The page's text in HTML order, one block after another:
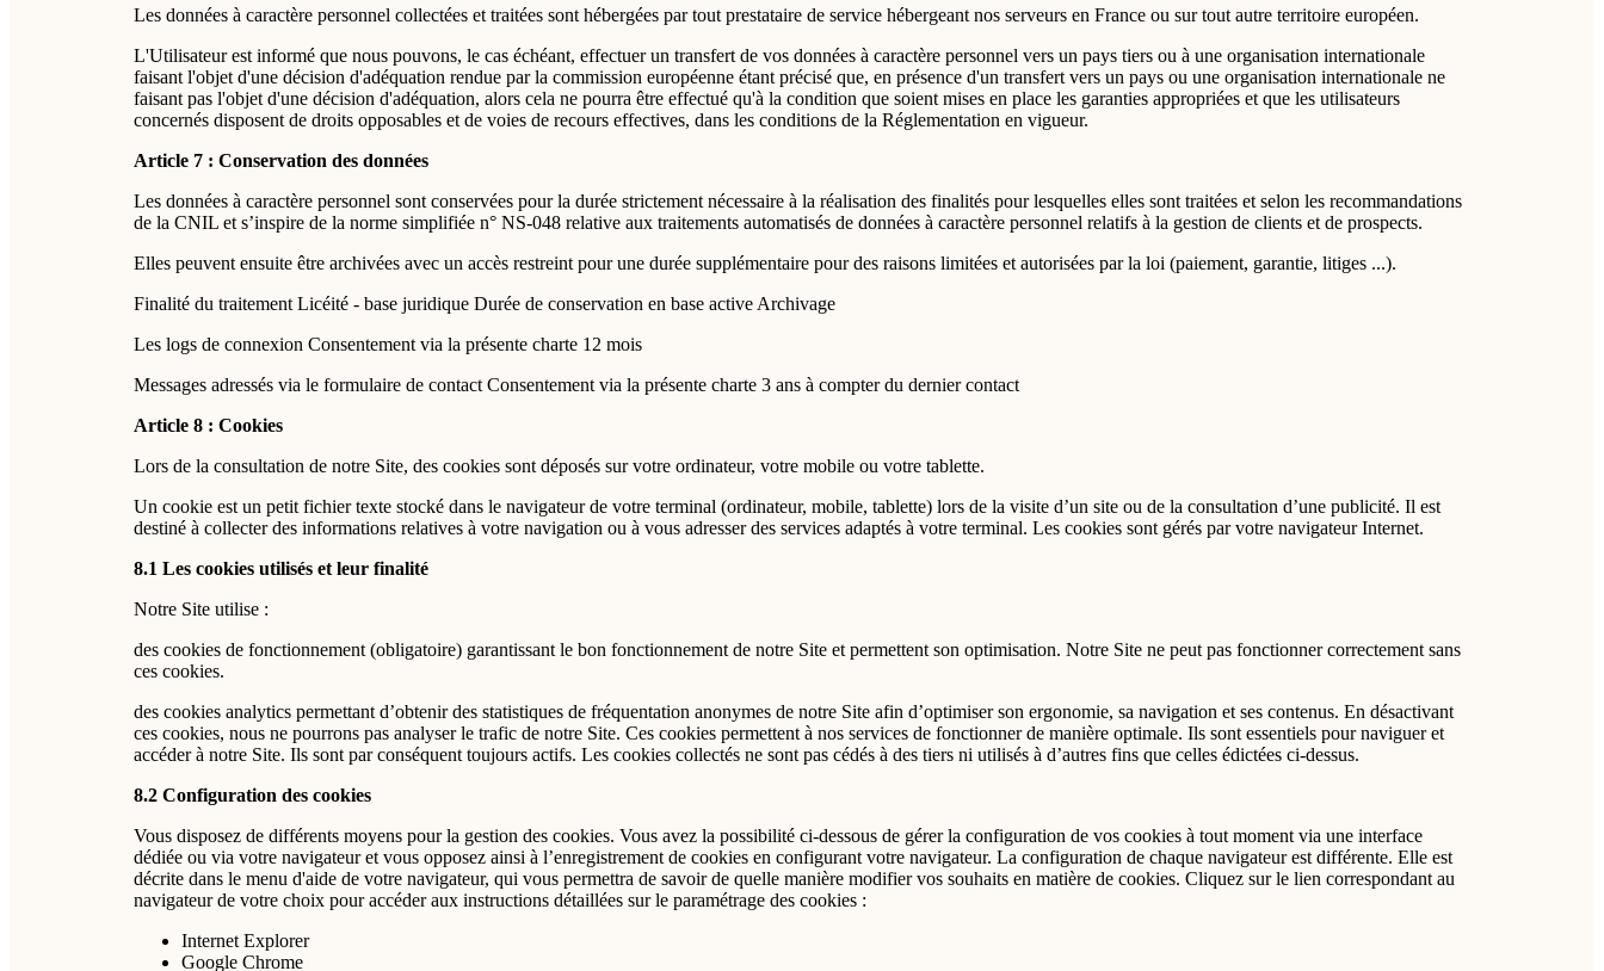
Les données à caractère personnel collectées et traitées sont hébergées par tout prestataire de service hébergeant nos serveurs en France ou sur tout autre territoire européen.
L'Utilisateur est informé que nous pouvons, le cas échéant, effectuer un transfert de vos données à caractère personnel vers un pays tiers ou à une organisation internationale
faisant l'objet d'une décision d'adéquation rendue par la commission européenne étant précisé que, en présence d'un transfert vers un pays ou une organisation internationale ne
faisant pas l'objet d'une décision d'adéquation, alors cela ne pourra être effectué qu'à la condition que soient mises en place les garanties appropriées et que les utilisateurs
concernés disposent de droits opposables et de voies de recours effectives, dans les conditions de la Réglementation en vigueur.
Article 7 : Conservation des données
Les données à caractère personnel sont conservées pour la durée strictement nécessaire à la réalisation des finalités pour lesquelles elles sont traitées et selon les recommandations
de la CNIL et s’inspire de la norme simplifiée n° NS-048 relative aux traitements automatisés de données à caractère personnel relatifs à la gestion de clients et de prospects.
Elles peuvent ensuite être archivées avec un accès restreint pour une durée supplémentaire pour des raisons limitées et autorisées par la loi (paiement, garantie, litiges ...).
Finalité du traitement Licéité - base juridique Durée de conservation en base active Archivage
Les logs de connexion Consentement via la présente charte 12 mois
Messages adressés via le formulaire de contact Consentement via la présente charte 3 ans à compter du dernier contact
Article 8 : Cookies
Lors de la consultation de notre Site, des cookies sont déposés sur votre ordinateur, votre mobile ou votre tablette.
Un cookie est un petit fichier texte stocké dans le navigateur de votre terminal (ordinateur, mobile, tablette) lors de la visite d’un site ou de la consultation d’une publicité. Il est
destiné à collecter des informations relatives à votre navigation ou à vous adresser des services adaptés à votre terminal. Les cookies sont gérés par votre navigateur Internet.
8.1 Les cookies utilisés et leur finalité
Notre Site utilise :
des cookies de fonctionnement (obligatoire) garantissant le bon fonctionnement de notre Site et permettent son optimisation. Notre Site ne peut pas fonctionner correctement sans
ces cookies.
des cookies analytics permettant d’obtenir des statistiques de fréquentation anonymes de notre Site afin d’optimiser son ergonomie, sa navigation et ses contenus. En désactivant
ces cookies, nous ne pourrons pas analyser le trafic de notre Site. Ces cookies permettent à nos services de fonctionner de manière optimale. Ils sont essentiels pour naviguer et
accéder à notre Site. Ils sont par conséquent toujours actifs. Les cookies collectés ne sont pas cédés à des tiers ni utilisés à d’autres fins que celles édictées ci-dessus.
8.2 Configuration des cookies
Vous disposez de différents moyens pour la gestion des cookies. Vous avez la possibilité ci-dessous de gérer la configuration de vos cookies à tout moment via une interface
dédiée ou via votre navigateur et vous opposez ainsi à l’enregistrement de cookies en configurant votre navigateur. La configuration de chaque navigateur est différente. Elle est
décrite dans le menu d'aide de votre navigateur, qui vous permettra de savoir de quelle manière modifier vos souhaits en matière de cookies. Cliquez sur le lien correspondant au
navigateur de votre choix pour accéder aux instructions détaillées sur le paramétrage des cookies :
Internet Explorer
Google Chrome